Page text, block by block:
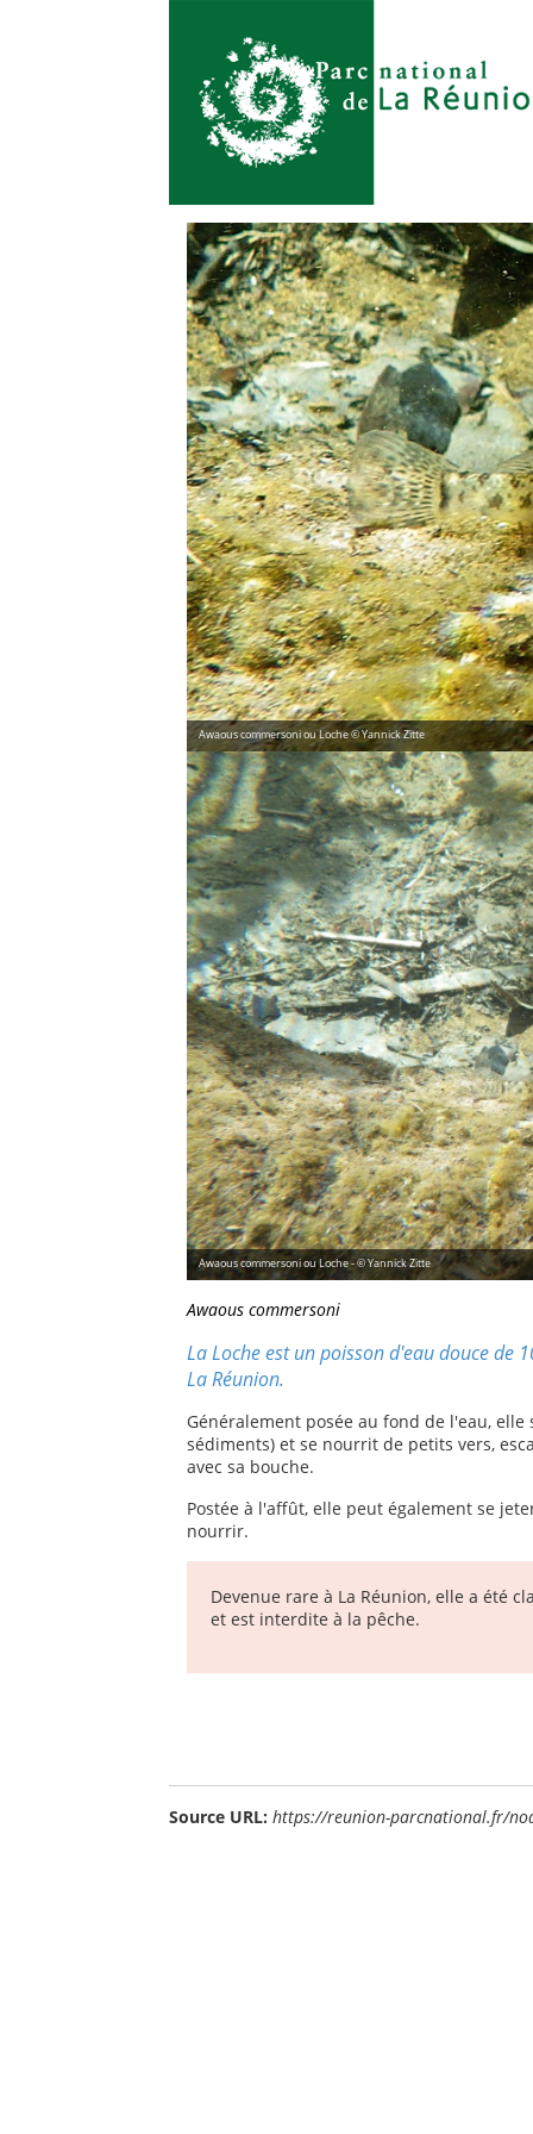
Awaous commersoni ou Loche © Yannick Zitte
Awaous commersoni ou Loche - © Yannick Zitte
Awaous commersoni
La Loche est un poisson d'eau douce de
La Réunion.
Généralement posée au fond de l'eau,
sédiments) et se nourrit de petits vers,
avec sa bouche.
Postée à l'affût, elle peut également se
nourrir.
Devenue rare à La Réunion, elle a été
et est interdite à la pêche.
Source URL: https://reunion-parcnational.fr/